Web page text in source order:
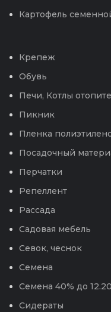
Картофель
Крепеж
Обувь
Печи, Котлы
Пикник
Пленка
Посадочный
Перчатки
Репеллент
Рассада
Садовая мебель
Севок, чеснок
Семена
Семена 40% до
Сидераты